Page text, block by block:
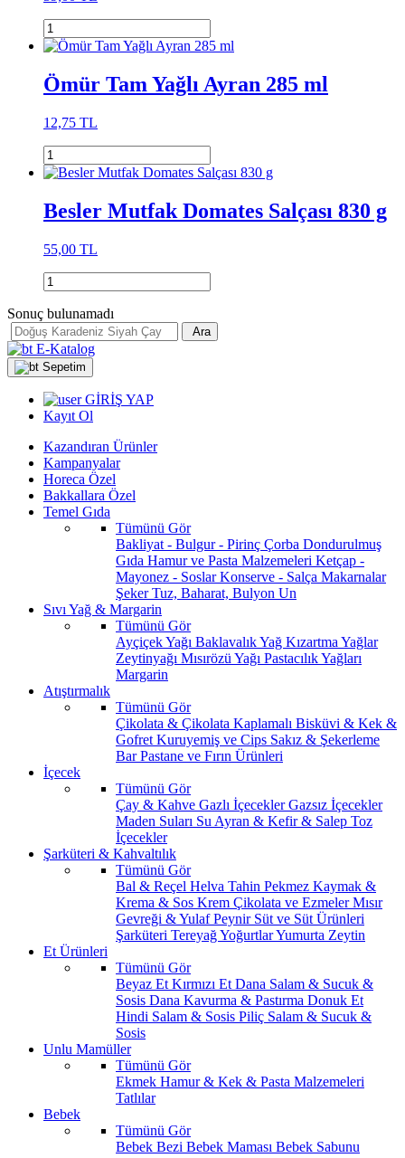
Ömür Tam Yağlı Ayran 285 ml
12,75 TL
Besler Mutfak Domates Salçası 830 g
55,00 TL
Sonuç bulunamadı
Ara
E-Katalog
Sepetim
GİRİŞ YAP
Kayıt Ol
Kazandıran Ürünler
Kampanyalar
Horeca Özel
Bakkallara Özel
Temel Gıda
Tümünü Gör
Bakliyat - Bulgur - Pirinç Çorba Dondurulmuş
Gıda Hamur ve Pasta Malzemeleri Ketçap -
Mayonez - SoslarKonserve - Salça Makarnalar
ŞekerTuz, Baharat, Bulyon Un
Sıvı Yağ & Margarin
Tümünü Gör
Ayçiçek Yağı Baklavalık Yağ Kızartma Yağlar
Zeytinyağı Mısırözü Yağı Pastacılık Yağları
Margarin
Atıştırmalık
Tümünü Gör
Çikolata & Çikolata Kaplamalı Bisküvi & Kek &
Gofret Kuruyemiş ve Cips Sakız & Şekerleme
BarPastane ve Fırın Ürünleri
İçecek
Tümünü Gör
Çay & Kahve Gazlı İçeceklerGazsız İçecekler
Maden Suları Su Ayran & Kefir & Salep Toz
İçecekler
Şarküteri & Kahvaltılık
Tümünü Gör
Bal & Reçel Helva Tahin Pekmez Kaymak &
Krema & Sos Krem Çikolata ve EzmelerMısır
Gevreği & YulafPeynir Süt ve Süt Ürünleri
Şarküteri TereyağYoğurtlarYumurta Zeytin
Et Ürünleri
Tümünü Gör
Beyaz Et Kırmızı Et Dana Salam & Sucuk &
Sosis Dana Kavurma & Pastırma Donuk Et
Hindi Salam & Sosis Piliç Salam & Sucuk &
Sosis
Unlu Mamüller
Tümünü Gör
Ekmek Hamur & Kek & Pasta Malzemeleri
Tatlılar
Bebek
Tümünü Gör
Bebek Bezi Bebek Maması Bebek Sabunu